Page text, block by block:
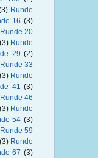
Runde
16 (3)
Runde 20
(3) Runde
29 (2)
Runde 33
(3) Runde
41 (3)
Runde 46
(3) Runde
54 (3)
Runde 59
(3) Runde
67 (3)